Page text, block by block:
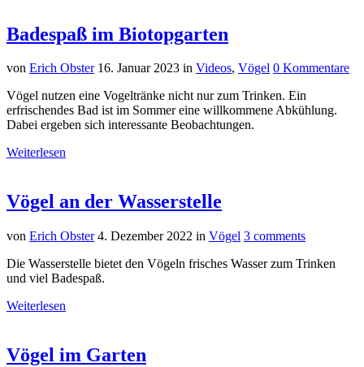
Badespaß im Biotopgarten
von Erich Obster 16. Januar 2023 in Videos, Vögel 0 Kommentare
Vögel nutzen eine Vogeltränke nicht nur zum Trinken. Ein
erfrischendes Bad ist im Sommer eine willkommene Abkühlung.
Dabei ergeben sich interessante Beobachtungen.
Weiterlesen
Vögel an der Wasserstelle
von Erich Obster 4. Dezember 2022 in Vögel 3 comments
Die Wasserstelle bietet den Vögeln frisches Wasser zum Trinken
und viel Badespaß.
Weiterlesen
Vögel im Garten